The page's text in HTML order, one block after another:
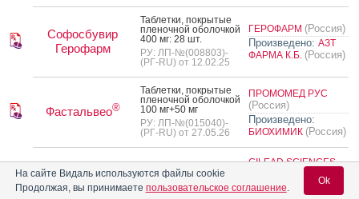
Софосбувир
Герофарм
Таб­летки, пок­ры­тые
пле­ноч­ной обо­лоч­кой
400 мг: 28 шт.
РУ: ЛП-№(008803)-
(РГ-RU) от 12.02.25
ГЕРОФАРМ (Россия)
Произведено: АЗТ
ФАРМА К.Б. (Россия)
Фастальвео®
Таб­летки, пок­ры­тые
пле­ноч­ной обо­лоч­кой
100 мг+50 мг
РУ: ЛП-№(015040)-
(РГ-RU) от 27.05.26
ПРОМОМЕД РУС
(Россия)
Произведено:
БИОХИМИК (Россия)
GILEAD SCIENCES
INTERNATIONAL
(Великобритания)
На сайте Видаль используются файлы cookie
Продолжая, вы принимаете пользовательское соглашение.
Ok